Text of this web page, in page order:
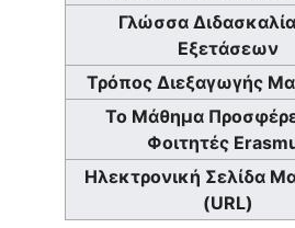
Γλώσσα
Εξετάσεων
Τρόπος Διεξαγωγής
Το Μάθημα
Φοιτητές
Ηλεκτρονική Σελίδα
(URL)